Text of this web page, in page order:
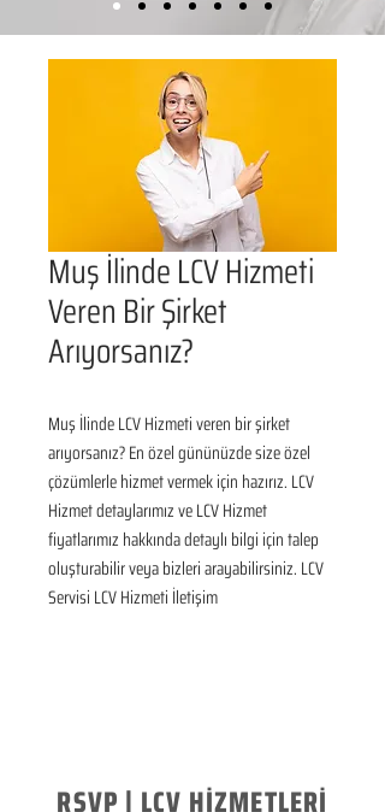
Muş İlinde LCV Hizmeti
Veren Bir Şirket
Arıyorsanız?
Muş İlinde LCV Hizmeti veren bir şirket
arıyorsanız? En özel gününüzde size özel
çözümlerle hizmet vermek için hazırız. LCV
Hizmet detaylarımız ve LCV Hizmet
fiyatlarımız hakkında detaylı bilgi için talep
oluşturabilir veya bizleri arayabilirsiniz. LCV
Servisi LCV Hizmeti İletişim
RSVP | LCV HİZMETLERİ